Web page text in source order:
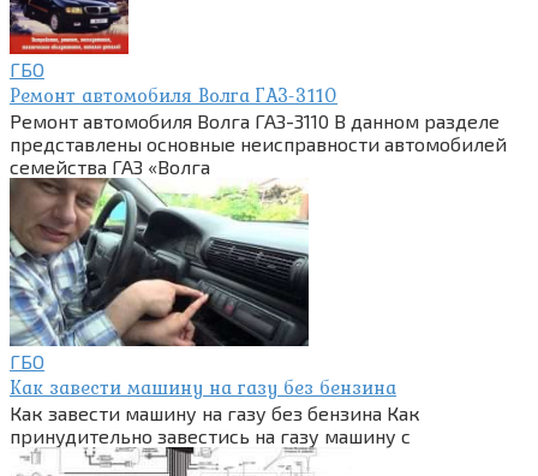
ГБО
Ремонт автомобиля Волга ГАЗ-3110
Ремонт автомобиля Волга ГАЗ-3110 В данном разделе
представлены основные неисправности автомобилей
семейства ГАЗ «Волга
ГБО
Как завести машину на газу без бензина
Как завести машину на газу без бензина Как
принудительно завестись на газу машину с